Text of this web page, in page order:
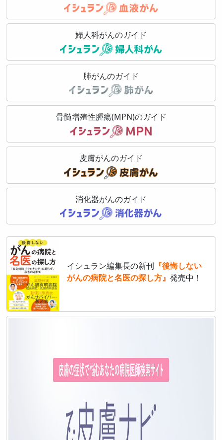
婦人科がんのガイド
肺がんのガイド
骨髄増殖性腫瘍(MPN)のガイド
皮膚がんのガイド
消化器がんのガイド
イシュラン編集長の新刊
『後悔しない
がんの病院と名医の探し方』 発売中！